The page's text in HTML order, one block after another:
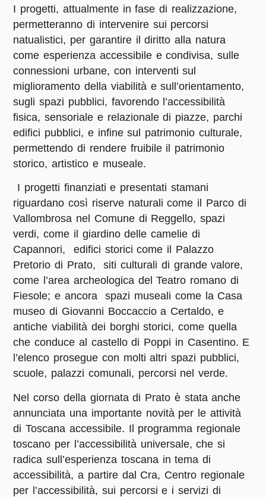
I progetti, attualmente in fase di realizzazione,
permetteranno di intervenire sui percorsi
natualistici, per garantire il diritto alla natura
come esperienza accessibile e condivisa, sulle
connessioni urbane, con interventi sul
miglioramento della viabilità e sull’orientamento,
sugli spazi pubblici, favorendo l’accessibilità
fisica, sensoriale e relazionale di piazze, parchi
edifici pubblici, e infine sul patrimonio culturale,
permettendo di rendere fruibile il patrimonio
storico, artistico e museale.
I progetti finanziati e presentati stamani
riguardano così riserve naturali come il Parco di
Vallombrosa nel Comune di Reggello, spazi
verdi, come il giardino delle camelie di
Capannori, edifici storici come il Palazzo
Pretorio di Prato, siti culturali di grande valore,
come l’area archeologica del Teatro romano di
Fiesole; e ancora spazi museali come la Casa
museo di Giovanni Boccaccio a Certaldo, e
antiche viabilità dei borghi storici, come quella
che conduce al castello di Poppi in Casentino. E
l’elenco prosegue con molti altri spazi pubblici,
scuole, palazzi comunali, percorsi nel verde.
Nel corso della giornata di Prato è stata anche
annunciata una importante novità per le attività
di Toscana accessibile. Il programma regionale
toscano per l’accessibilità universale, che si
radica sull’esperienza toscana in tema di
accessibilità, a partire dal Cra, Centro regionale
per l’accessibilità, sui percorsi e i servizi di